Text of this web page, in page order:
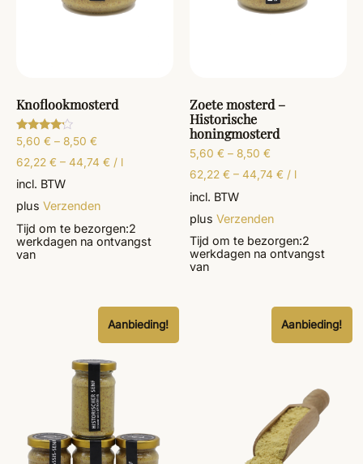
Knoflookmosterd
Gewaardeerd
4.00
uit 5
5,60 € – 8,50 €
62,22 € – 44,74 € / l
incl. BTW
plus Verzenden
Tijd om te bezorgen:2
werkdagen na ontvangst
van
Zoete mosterd –
Historische
honingmosterd
5,60 € – 8,50 €
62,22 € – 44,74 € / l
incl. BTW
plus Verzenden
Tijd om te bezorgen:2
werkdagen na ontvangst
van
Aanbieding! Aanbieding!